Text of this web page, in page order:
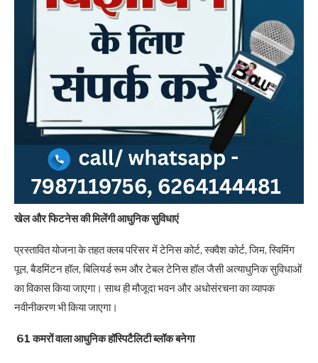
खेल और फिटनेस की मिलेंगी आधुनिक सुविधाएं
प्रस्तावित योजना के तहत क्लब परिसर में टेनिस कोर्ट, स्क्वैश कोर्ट, जिम, स्विमिंग
पूल, बैडमिंटन हॉल, बिलियर्ड रूम और टेबल टेनिस हॉल जैसी अत्याधुनिक सुविधाओं
का विकास किया जाएगा। साथ ही मौजूदा भवन और अधोसंरचना का व्यापक
नवीनीकरण भी किया जाएगा।
61 कमरों वाला आधुनिक हॉस्पिटैलिटी ब्लॉक बनेगा